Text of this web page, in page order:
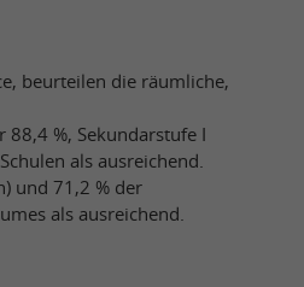
beurteilen die räumliche,
88,4 %, Sekundarstufe I
als ausreichend.
und 71,2 % der
als ausreichend.